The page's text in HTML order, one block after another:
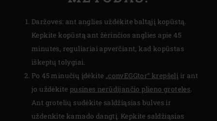
Daržoves: ant anglies uždėkite baltąjį kopūstą.
Kepkite kopūstą ant žėrinčios anglies apie 45
minutes, reguliariai apverčiant, kad kopūstas
iškeptų tolygiai.
Po 45 minučių įdėkite „convEGGtor“ krepšelį ir ant
jo uždėkite pusines nerūdijančio plieno groteles.
Ant grotelių sudėkite saldžiąsias bulves ir
uždenkite kamado dangtį. Kepkite saldžiąsias